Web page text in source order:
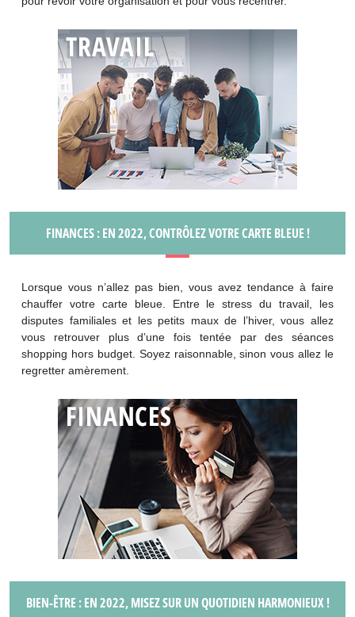
FINANCES : EN 2022, CONTRÔLEZ VOTRE CARTE BLEUE !
Lorsque vous n’allez pas bien, vous avez tendance à faire
chauffer votre carte bleue. Entre le stress du travail, les
disputes familiales et les petits maux de l’hiver, vous allez
vous retrouver plus d’une fois tentée par des séances
shopping hors budget. Soyez raisonnable, sinon vous allez le
regretter amèrement.
BIEN-ÊTRE : EN 2022, MISEZ SUR UN QUOTIDIEN HARMONIEUX !